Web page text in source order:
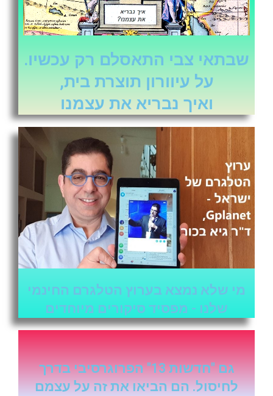
שבתאי צבי התאסלם רק עכשיו.
על עיוורון תוצרת בית,
ואיך נבריא את עצמנו
מי שלא נמצא בערוץ הטלגרם החינמי
שלנו - מפסיד סיקורים מיוחדים
גם "חדשות 13" הפרוגרסיבי בדרך
לחיסול. הם הביאו את זה על עצמם